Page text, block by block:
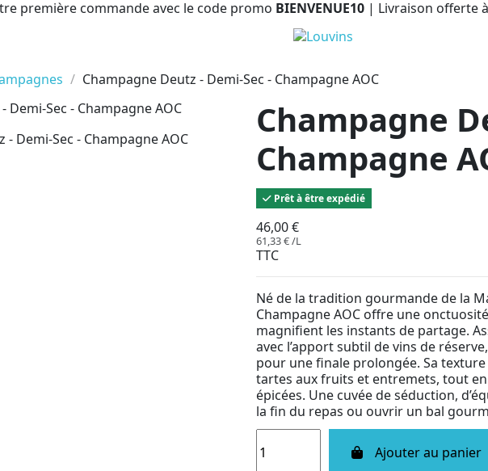
première commande avec le code promo BIENVENUE10 | Livraison offerte
Champagne Deutz - Demi-Sec - Champagne AOC
Champagne
Champagne
Prêt à être expédié
46,00 €
61,33 € /L
TTC
Né de la tradition gourmande de la
Champagne AOC offre une
magnifient les instants de partage.
avec l’apport subtil de vins de
pour une finale prolongée. Sa
tartes aux fruits et entremets, tout
épicées. Une cuvée de séduction,
la fin du repas ou ouvrir un bal
Ajouter au panier